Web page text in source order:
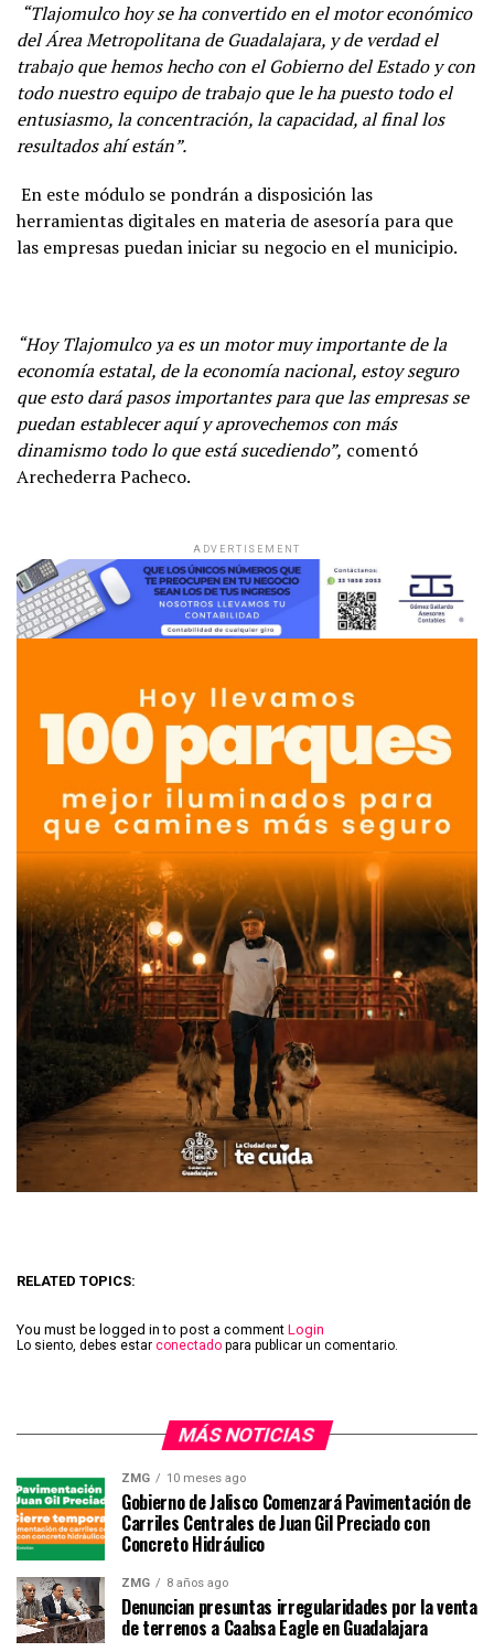
“Tlajomulco hoy se ha convertido en el motor económico
del Área Metropolitana de Guadalajara, y de verdad el
trabajo que hemos hecho con el Gobierno del Estado y con
todo nuestro equipo de trabajo que le ha puesto todo el
entusiasmo, la concentración, la capacidad, al final los
resultados ahí están”.
En este módulo se pondrán a disposición las
herramientas digitales en materia de asesoría para que
las empresas puedan iniciar su negocio en el municipio.
“Hoy Tlajomulco ya es un motor muy importante de la
economía estatal, de la economía nacional, estoy seguro
que esto dará pasos importantes para que las empresas se
puedan establecer aquí y aprovechemos con más
dinamismo todo lo que está sucediendo”, comentó
Arechederra Pacheco.
ADVERTISEMENT
RELATED TOPICS:
You must be logged in to post a comment Login
Lo siento, debes estar conectado para publicar un comentario.
MÁS NOTICIAS
ZMG 10 meses ago
Gobierno de Jalisco Comenzará Pavimentación de
Carriles Centrales de Juan Gil Preciado con
Concreto Hidráulico
ZMG 8 años ago
Denuncian presuntas irregularidades por la venta
de terrenos a Caabsa Eagle en Guadalajara